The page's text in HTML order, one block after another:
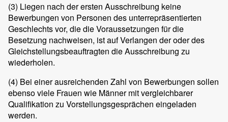
(3) Liegen nach der ersten Ausschreibung keine
Bewerbungen von Personen des unterrepräsentierten
Geschlechts vor, die die Voraussetzungen für die
Besetzung nachweisen, ist auf Verlangen der oder des
Gleichstellungsbeauftragten die Ausschreibung zu
wiederholen.
(4) Bei einer ausreichenden Zahl von Bewerbungen sollen
ebenso viele Frauen wie Männer mit vergleichbarer
Qualifikation zu Vorstellungsgesprächen eingeladen
werden.